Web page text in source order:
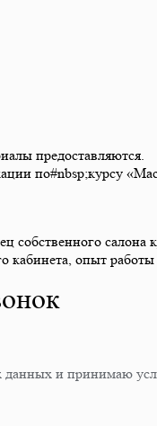
предоставляются.
по#nbsp;курсу
собственного салона
кабинета, опыт работы
данных и принимаю